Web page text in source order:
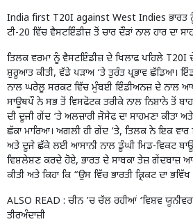
India first T20I against West Indies ਭਾਰਤ
ਟੀ-20 ਵਿੱਚ ਵੈਸਟਇੰਡੀਜ਼ ਤੋਂ ਚਾਰ ਦੌੜਾਂ ਨਾਲ ਹਾਰ ਦਾ
ਤਿਲਕ ਵਰਮਾ ਨੂੰ ਵੈਸਟਇੰਡੀਜ਼ ਦੇ ਖਿਲਾਫ ਪਹਿਲੇ T20I
ਸ਼ੁਰੂਆਤ ਕੀਤੀ, ਵੱਡੇ ਪੜਾਅ ‘ਤੇ ਤੁਰੰਤ ਪ੍ਰਭਾਵ ਛੱਡਿਆ।
ਨਾਲ ਘਰੇਲੂ ਸਰਕਟ ਵਿੱਚ ਮੁੰਬਈ ਇੰਡੀਅਨਜ਼ ਦੇ ਨਾਲ
ਸਾਊਥਪੌ ਨੇ ਸਭ ਤੋਂ ਵਿਸਫੋਟਕ ਤਰੀਕੇ ਨਾਲ ਨਿਸ਼ਾਨੇ ਤੋਂ
ਦੀ ਦੂਜੀ ਗੇਂਦ ‘ਤੇ ਅਲਜ਼ਾਰੀ ਜੋਸੇਫ ਦਾ ਸਾਹਮਣਾ
ਛੱਕਾ ਮਾਰਿਆ। ਅਗਲੀ ਹੀ ਗੇਂਦ ‘ਤੇ, ਤਿਲਕ ਨੇ ਇਕ
ਅਤੇ ਦੂਜੇ ਛੱਕੇ ਲਈ ਆਸਾਨੀ ਨਾਲ ਡੂੰਘੀ ਮਿਡ-ਵਿਕਟ
ਵਿਸ਼ਲੇਸ਼ਣ ਕਰਦੇ ਹੋਏ, ਭਾਰਤ ਦੇ ਸਾਬਕਾ ਤੇਜ਼ ਗੇਂਦਬਾਜ਼
ਕੀਤੀ ਅਤੇ ਕਿਹਾ ਕਿ “ਉਸ ਵਿੱਚ ਭਾਰਤੀ ਕ੍ਰਿਕਟ ਦਾ
ALSO READ : ਚੀਨ ’ਚ ਚੱਲ ਰਹੀਆਂ ‘ਵਿਸ਼ਵ
ਤੀਰਅੰਦਾਜ਼ੀ